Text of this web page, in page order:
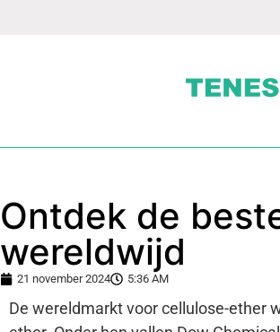
Ontdek de
wereldwijd
21 november 2024 5:36 AM
De wereldmarkt voor cellulose-ether